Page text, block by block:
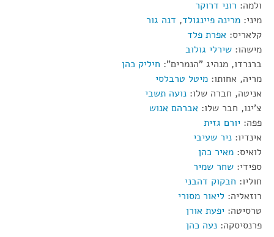
ולמה: רוני דרוקר
מיני: מרינה פיינגולד, דנה גור
קלאריס: אפרת פלד
מישהו: שירלי גולוב
ברנרדו, מנהיג "הנמרים": חיליק כהן
מריה, אחותו: מיטל טרבלסי
אניטה, חברה שלו: נועה תשבי
צ'ינו, חבר שלו: אברהם אנוש
פפה: יורם גזית
אינדיו: ניר שעיבי
לואיס: מאיר כהן
ספידי: שחר שמיר
חוליו: חבקוק דהבני
רוזאליה: ליאור מסורי
טרסיטה: יפעת אורן
פרנסיסקה: נעה כהן